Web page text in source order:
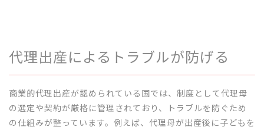
代理出産によるトラブルが防げる
商業的代理出産が認められている国では、制度として代理母
の選定や契約が厳格に管理されており、トラブルを防ぐため
の仕組みが整っています。例えば、代理母が出産後に子どもを